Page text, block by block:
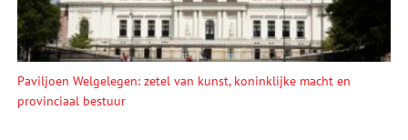
Paviljoen Welgelegen: zetel van kunst, koninklijke macht en
provinciaal bestuur